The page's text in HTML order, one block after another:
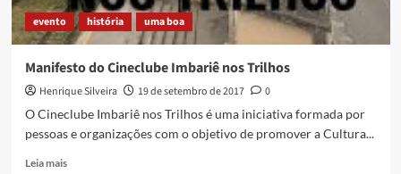
evento história uma boa
Manifesto do Cineclube Imbariê nos Trilhos
Henrique Silveira 19 de setembro de 2017
0
O Cineclube Imbariê nos Trilhos é uma iniciativa formada por
pessoas e organizações com o objetivo de promover a Cultura...
Leia maisRead